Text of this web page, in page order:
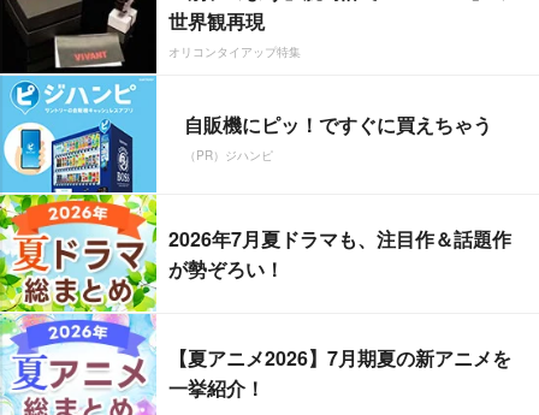
世界観再現
オリコンタイアップ特集
自販機にピッ！ですぐに買えちゃう
（PR）ジハンピ
2026年7月夏ドラマも、注目作＆話題作
が勢ぞろい！
【夏アニメ2026】7月期夏の新アニメを
一挙紹介！